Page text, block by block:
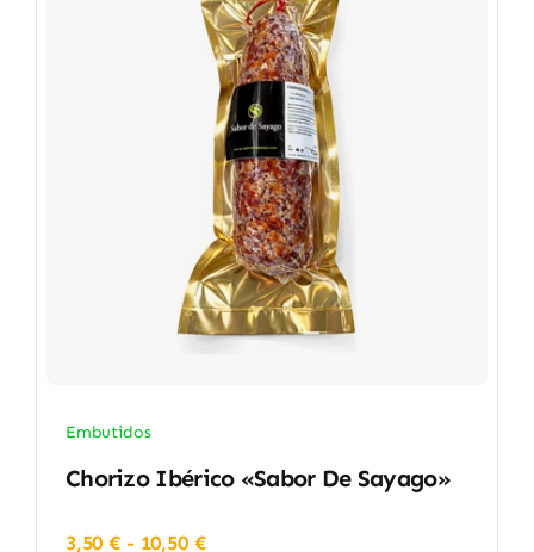
Embutidos
Chorizo Ibérico «Sabor De Sayago»
3,50€ - 10,50 €Rango